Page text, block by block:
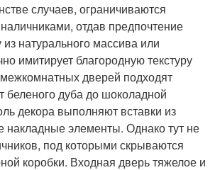
случаев, ограничиваются
отдав предпочтение
натурального массива или
имитирует благородную текстуру
дверей подходят
беленого дуба до шоколадной
декора выполняют вставки из
накладные элементы. Однако тут не
под которыми скрываются
коробки. Входная дверь тяжелое и